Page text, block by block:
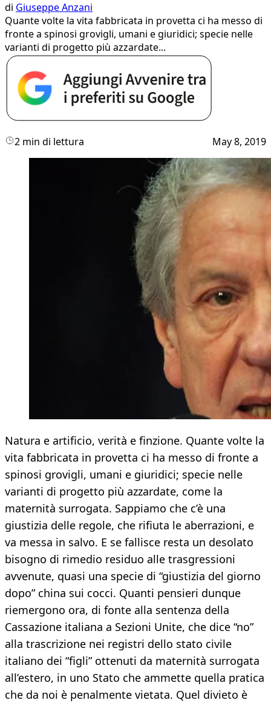
di Giuseppe Anzani
Quante volte la vita fabbricata in provetta ci ha messo di
fronte a spinosi grovigli, umani e giuridici; specie nelle
varianti di progetto più azzardate...
2 min di lettura May 8, 2019
Natura e artificio, verità e finzione. Quante volte la
vita fabbricata in provetta ci ha messo di fronte a
spinosi grovigli, umani e giuridici; specie nelle
varianti di progetto più azzardate, come la
maternità surrogata. Sappiamo che c’è una
giustizia delle regole, che rifiuta le aberrazioni, e
va messa in salvo. E se fallisce resta un desolato
bisogno di rimedio residuo alle trasgressioni
avvenute, quasi una specie di “giustizia del giorno
dopo” china sui cocci. Quanti pensieri dunque
riemergono ora, di fonte alla sentenza della
Cassazione italiana a Sezioni Unite, che dice “no”
alla trascrizione nei registri dello stato civile
italiano dei “figli” ottenuti da maternità surrogata
all’estero, in uno Stato che ammette quella pratica
che da noi è penalmente vietata. Quel divieto è